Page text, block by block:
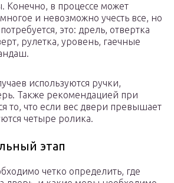
Конечно, в процессе может
и невозможно учесть все, но
это: дрель, отвертка
рулетка, уровень, гаечные
используются ручки,
Также рекомендацией при
то, что если вес двери превышает
четыре ролика.
этап
четко определить, где